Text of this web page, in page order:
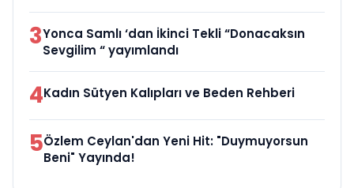
3Yonca Samlı ‘dan İkinci Tekli “Donacaksın
Sevgilim “ yayımlandı
4Kadın Sütyen Kalıpları ve Beden Rehberi
5Özlem Ceylan'dan Yeni Hit: "Duymuyorsun
Beni" Yayında!